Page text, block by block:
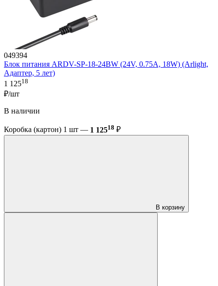
049394
Блок питания ARDV-SP-18-24BW (24V, 0.75A, 18W) (Arlight,
Адаптер, 5 лет)
1 12518
₽/шт
В наличии
Коробка (картон) 1 шт — 1 12518 ₽
В корзину